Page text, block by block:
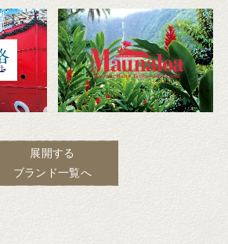
展開する
ブランド一覧へ